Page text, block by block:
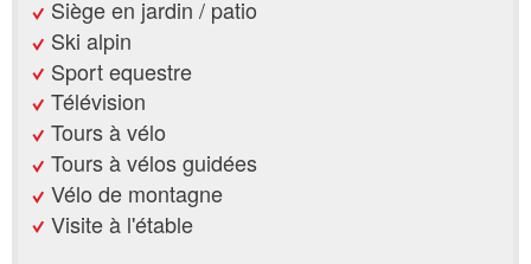
Siège en jardin / patio
Ski alpin
Sport equestre
Télévision
Tours à vélo
Tours à vélos guidées
Vélo de montagne
Visite à l'étable